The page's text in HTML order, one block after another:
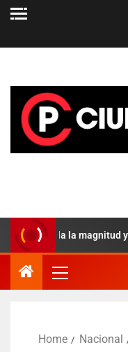
revela la magnitud y
Home
Nacional